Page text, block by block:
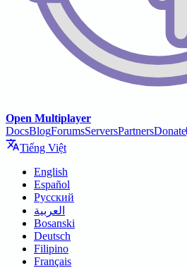
Open Multiplayer
DocsBlogForumsServersPartnersDonate
Tiếng Việt
English
Español
Русский
العربية
Bosanski
Deutsch
Filipino
Français